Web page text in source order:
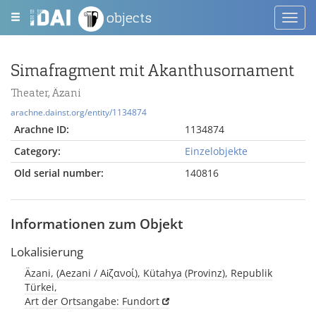
objects
Simafragment mit Akanthusornament
Theater, Äzani
arachne.dainst.org/entity/1134874
Arachne ID:
1134874
Category:
Einzelobjekte
Old serial number:
140816
Informationen zum Objekt
Lokalisierung
Äzani, (Aezani / Αἰζανοί), Kütahya (Provinz), Republik
Türkei,
Art der Ortsangabe: Fundort